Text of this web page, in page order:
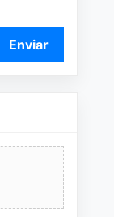
Enviar